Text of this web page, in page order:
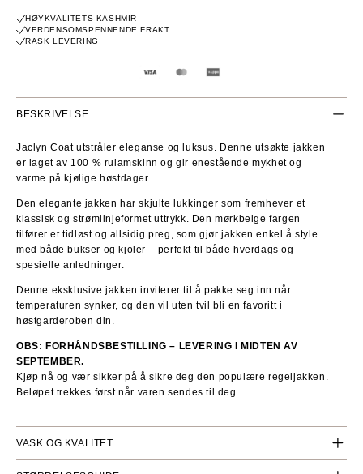
HØYKVALITETS KASHMIR
VERDENSOMSPENNENDE FRAKT
RASK LEVERING
BESKRIVELSE
Jaclyn Coat utstråler eleganse og luksus. Denne utsøkte jakken
er laget av 100 % rulamskinn og gir enestående mykhet og
varme på kjølige høstdager.
Den elegante jakken har skjulte lukkinger som fremhever et
klassisk og strømlinjeformet uttrykk. Den mørkbeige fargen
tilfører et tidløst og allsidig preg, som gjør jakken enkel å style
med både bukser og kjoler – perfekt til både hverdags og
spesielle anledninger.
Denne eksklusive jakken inviterer til å pakke seg inn når
temperaturen synker, og den vil uten tvil bli en favoritt i
høstgarderoben din.
OBS: FORHÅNDSBESTILLING – LEVERING I MIDTEN AV
SEPTEMBER.
Kjøp nå og vær sikker på å sikre deg den populære regeljakken.
Beløpet trekkes først når varen sendes til deg.
VASK OG KVALITET